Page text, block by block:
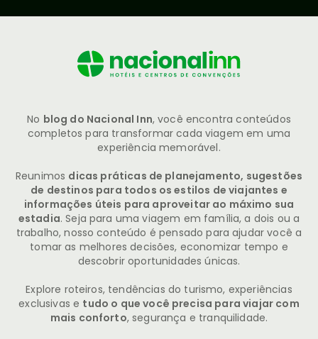
No blog do Nacional Inn, você encontra conteúdos
completos para transformar cada viagem em uma
experiência memorável.
Reunimos dicas práticas de planejamento, sugestões
de destinos para todos os estilos de viajantes e
informações úteis para aproveitar ao máximo sua
estadia. Seja para uma viagem em família, a dois ou a
trabalho, nosso conteúdo é pensado para ajudar você a
tomar as melhores decisões, economizar tempo e
descobrir oportunidades únicas.
Explore roteiros, tendências do turismo, experiências
exclusivas e tudo o que você precisa para viajar com
mais conforto, segurança e tranquilidade.